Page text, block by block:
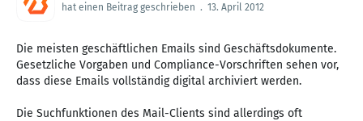
hat einen Beitrag geschrieben . 13. April 2012
Die meisten geschäftlichen Emails sind Geschäftsdokumente.
Gesetzliche Vorgaben und Compliance-Vorschriften sehen vor,
dass diese Emails vollständig digital archiviert werden.
Die Suchfunktionen des Mail-Clients sind allerdings oft